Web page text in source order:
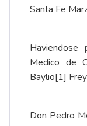
Santa Fe
Haviendose
Medico de
Baylio[1] Frey
Don Pedro